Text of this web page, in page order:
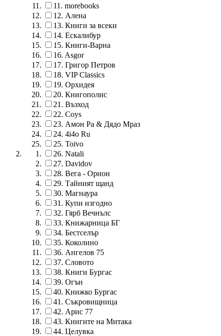
11. morebooks
12. Алена
13. Книги за всеки
14. Ескалибур
15. Книги-Варна
16. Asgor
17. Григор Петров
18. VIP Classics
19. Орхидея
20. Книгополис
21. Възход
22. Coys
23. Амон Ра & Дядо Мраз
24. 4i4o Ru
25. Toivo
26. Natali
27. Davidov
28. Вега - Орион
29. Тайният щанд
30. Магнаура
31. Купи изгодно
32. Гярб Вечнълс
33. Книжарница БГ
34. Бестселър
35. Коколино
36. Ангелов 75
37. Словото
38. Книги Бургас
39. Огън
40. Книжко Бургас
41. Съкровищница
42. Арис 77
43. Книгите на Митака
44. Целувка